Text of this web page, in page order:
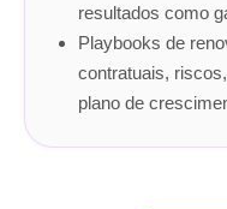
resultados como
Playbooks de
contratuais,
plano de